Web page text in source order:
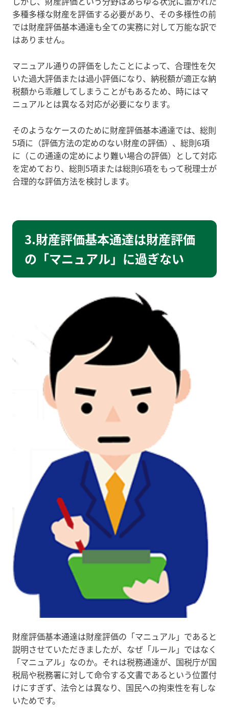
多種多様な財産を評価する必要があり、その多様性の前
では財産評価基本通達も全ての実務に対して万能な訳で
はありません。
マニュアル通りの評価をしたことによって、合理性を欠
いた過大評価または過小評価になり、納税額が適正な納
税額から乖離してしまうことがもあるため、時にはマ
ニュアルとは異なる対応が必要になります。
そのようなケースのために財産評価基本通達では、総則
5項に（評価方法の定めのない財産の評価）、総則6項
に（この通達の定めにより難い場合の評価）として対応
を定めており、総則5項または総則6項をもって税理士が
合理的な評価方法を検討します。
3.財産評価基本通達は財産評価
の「マニュアル」に過ぎない
財産評価基本通達は財産評価の「マニュアル」であると
説明させていただきましたが、なぜ「ルール」ではなく
「マニュアル」なのか。それは税務通達が、国税庁が国
税局や税務署に対して命令する文書であるという位置付
けにすぎず、法令とは異なり、国民への拘束性を有しな
いためです。